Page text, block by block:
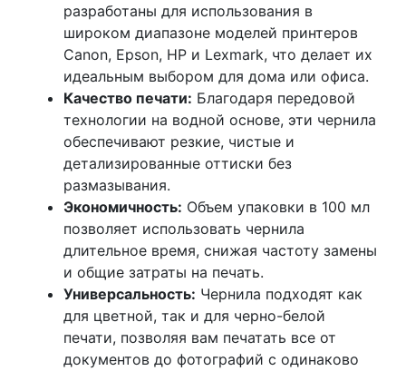
разработаны для использования в
широком диапазоне моделей принтеров
Canon, Epson, HP и Lexmark, что делает их
идеальным выбором для дома или офиса.
Качество печати: Благодаря передовой
технологии на водной основе, эти чернила
обеспечивают резкие, чистые и
детализированные оттиски без
размазывания.
Экономичность: Объем упаковки в 100 мл
позволяет использовать чернила
длительное время, снижая частоту замены
и общие затраты на печать.
Универсальность: Чернила подходят как
для цветной, так и для черно-белой
печати, позволяя вам печатать все от
документов до фотографий с одинаково